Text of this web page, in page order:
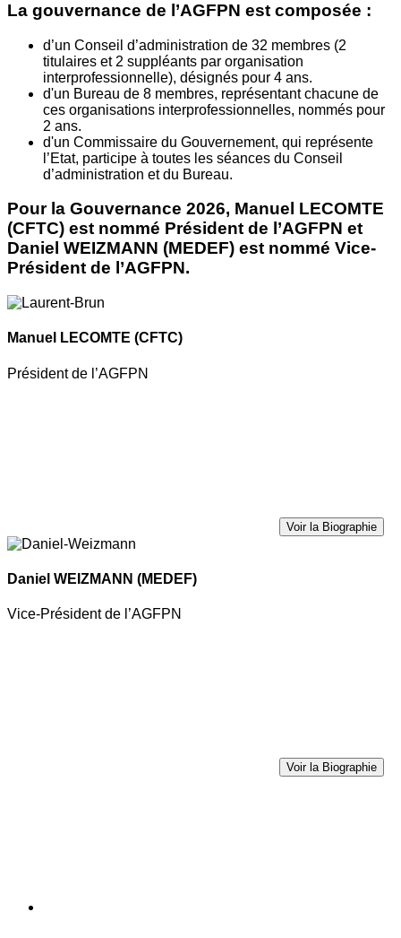
La gouvernance de l’AGFPN est composée :
d’un Conseil d’administration de 32 membres (2
titulaires et 2 suppléants par organisation
interprofessionnelle), désignés pour 4 ans.
d'un Bureau de 8 membres, représentant chacune de
ces organisations interprofessionnelles, nommés pour
2 ans.
d'un Commissaire du Gouvernement, qui représente
l’Etat, participe à toutes les séances du Conseil
d’administration et du Bureau.
Pour la Gouvernance 2026, Manuel LECOMTE
(CFTC) est nommé Président de l’AGFPN et
Daniel WEIZMANN (MEDEF) est nommé Vice-
Président de l’AGFPN.
Manuel LECOMTE (CFTC)
Président de l’AGFPN
Voir la Biographie
Daniel WEIZMANN (MEDEF)
Vice-Président de l’AGFPN
Voir la Biographie